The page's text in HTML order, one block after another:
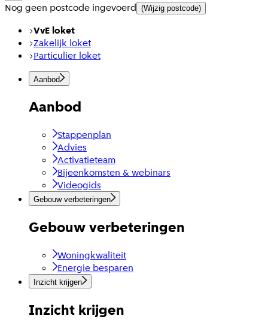
Nog geen postcode ingevoerd (Wijzig postcode)
VvE loket
Zakelijk loket
Particulier loket
Aanbod
Aanbod
Stappenplan
Advies
Activatieteam
Bijeenkomsten & webinars
Videogids
Gebouw verbeteringen
Gebouw verbeteringen
Woningkwaliteit
Energie besparen
Inzicht krijgen
Inzicht krijgen